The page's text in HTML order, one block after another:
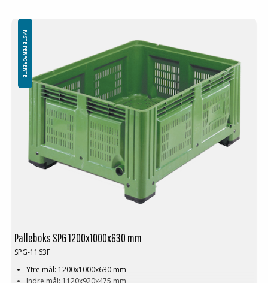
Palleboks SPG 1200x1000x630 mm
SPG-1163F
Ytre mål: 1200x1000x630 mm
Indre mål: 1120x920x475 mm
FASTE PERFORERTE